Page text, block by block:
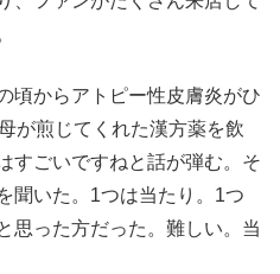
頃からアトピー性皮膚炎がひ
が煎じてくれた漢方薬を飲
すごいですねと話が弾む。そ
聞いた。1つは当たり。1つ
思った方だった。難しい。当